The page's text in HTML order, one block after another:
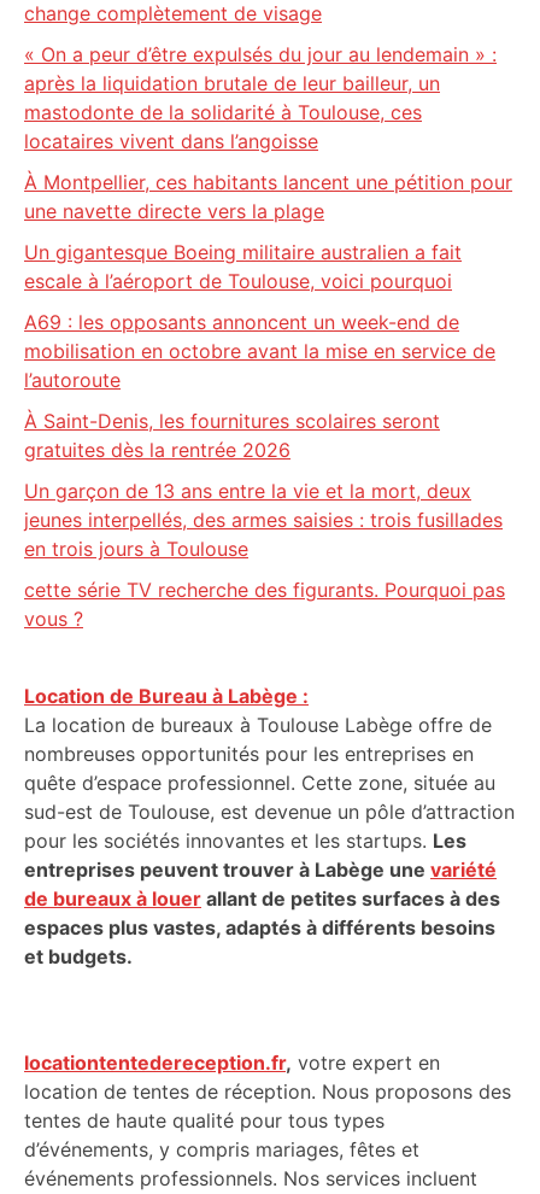
change complètement de visage
« On a peur d’être expulsés du jour au lendemain » :
après la liquidation brutale de leur bailleur, un
mastodonte de la solidarité à Toulouse, ces
locataires vivent dans l’angoisse
À Montpellier, ces habitants lancent une pétition pour
une navette directe vers la plage
Un gigantesque Boeing militaire australien a fait
escale à l’aéroport de Toulouse, voici pourquoi
A69 : les opposants annoncent un week-end de
mobilisation en octobre avant la mise en service de
l’autoroute
À Saint-Denis, les fournitures scolaires seront
gratuites dès la rentrée 2026
Un garçon de 13 ans entre la vie et la mort, deux
jeunes interpellés, des armes saisies : trois fusillades
en trois jours à Toulouse
cette série TV recherche des figurants. Pourquoi pas
vous ?
Location de Bureau à Labège :
La location de bureaux à Toulouse Labège offre de
nombreuses opportunités pour les entreprises en
quête d’espace professionnel. Cette zone, située au
sud-est de Toulouse, est devenue un pôle d’attraction
pour les sociétés innovantes et les startups. Les
entreprises peuvent trouver à Labège une variété
de bureaux à louer allant de petites surfaces à des
espaces plus vastes, adaptés à différents besoins
et budgets.
locationtentedereception.fr, votre expert en
location de tentes de réception. Nous proposons des
tentes de haute qualité pour tous types
d’événements, y compris mariages, fêtes et
événements professionnels. Nos services incluent